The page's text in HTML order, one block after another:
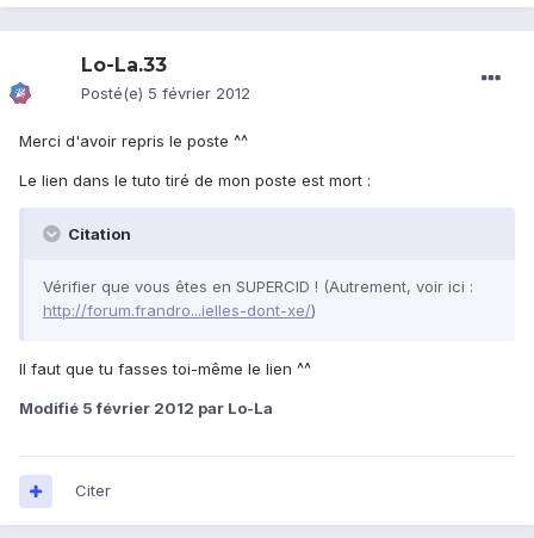
Lo-La.33
Posté(e) 5 février 2012
Merci d'avoir repris le poste ^^
Le lien dans le tuto tiré de mon poste est mort :
Citation
Vérifier que vous êtes en SUPERCID ! (Autrement, voir ici :
http://forum.frandro...ielles-dont-xe/)
Il faut que tu fasses toi-même le lien ^^
Modifié 5 février 2012 par Lo-La
Citer